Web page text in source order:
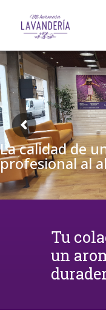
La calidad de
profesional al
Tu
un